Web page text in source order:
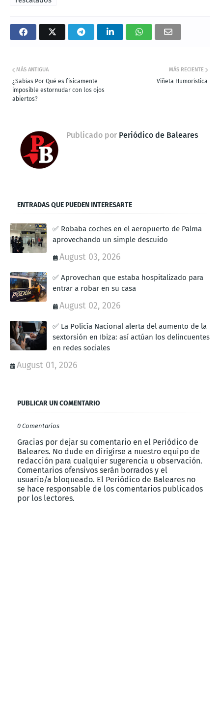
MÁS RECIENTE
Viñeta Humorística
MÁS ANTIGUA
¿Sabías Por Qué es físicamente
imposible estornudar con los ojos
abiertos?
Publicado por Periódico de Baleares
ENTRADAS QUE PUEDEN INTERESARTE
✅ Robaba coches en el aeropuerto de Palma
aprovechando un simple descuido
August 03, 2026
✅ Aprovechan que estaba hospitalizado para
entrar a robar en su casa
August 02, 2026
✅ La Policía Nacional alerta del aumento de la
sextorsión en Ibiza: así actúan los delincuentes
en redes sociales
August 01, 2026
PUBLICAR UN COMENTARIO
0 Comentarios
Gracias por dejar su comentario en el Periódico de
Baleares. No dude en dirigirse a nuestro equipo de
redacción para cualquier sugerencia u observación.
Comentarios ofensivos serán borrados y el
usuario/a bloqueado. El Periódico de Baleares no
se hace responsable de los comentarios publicados
por los lectores.